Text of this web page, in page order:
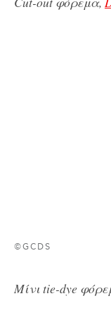
©GCDS
Μίνι tie-dye